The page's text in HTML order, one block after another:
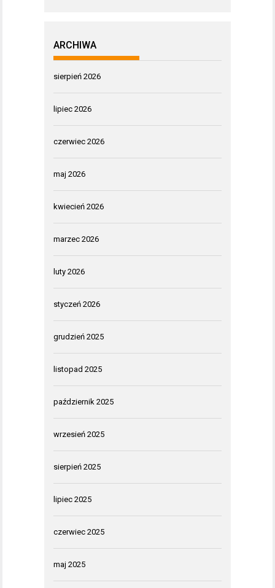
ARCHIWA
sierpień 2026
lipiec 2026
czerwiec 2026
maj 2026
kwiecień 2026
marzec 2026
luty 2026
styczeń 2026
grudzień 2025
listopad 2025
październik 2025
wrzesień 2025
sierpień 2025
lipiec 2025
czerwiec 2025
maj 2025